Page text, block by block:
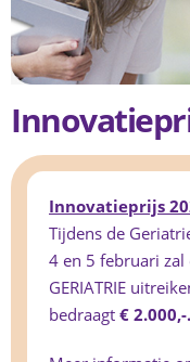
Innovatieprijs
Tijdens de
4 en 5 februari
GERIATRIE
bedraagt € 2.000,-.